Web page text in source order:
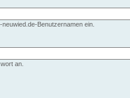
Benutzernamen ein.
an.